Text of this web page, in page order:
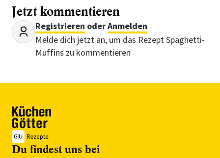
Jetzt kommentieren
Registrieren oderAnmelden
Melde dich jetzt an, um das Rezept Spaghetti-
Muffins zu kommentieren
Du findest uns bei